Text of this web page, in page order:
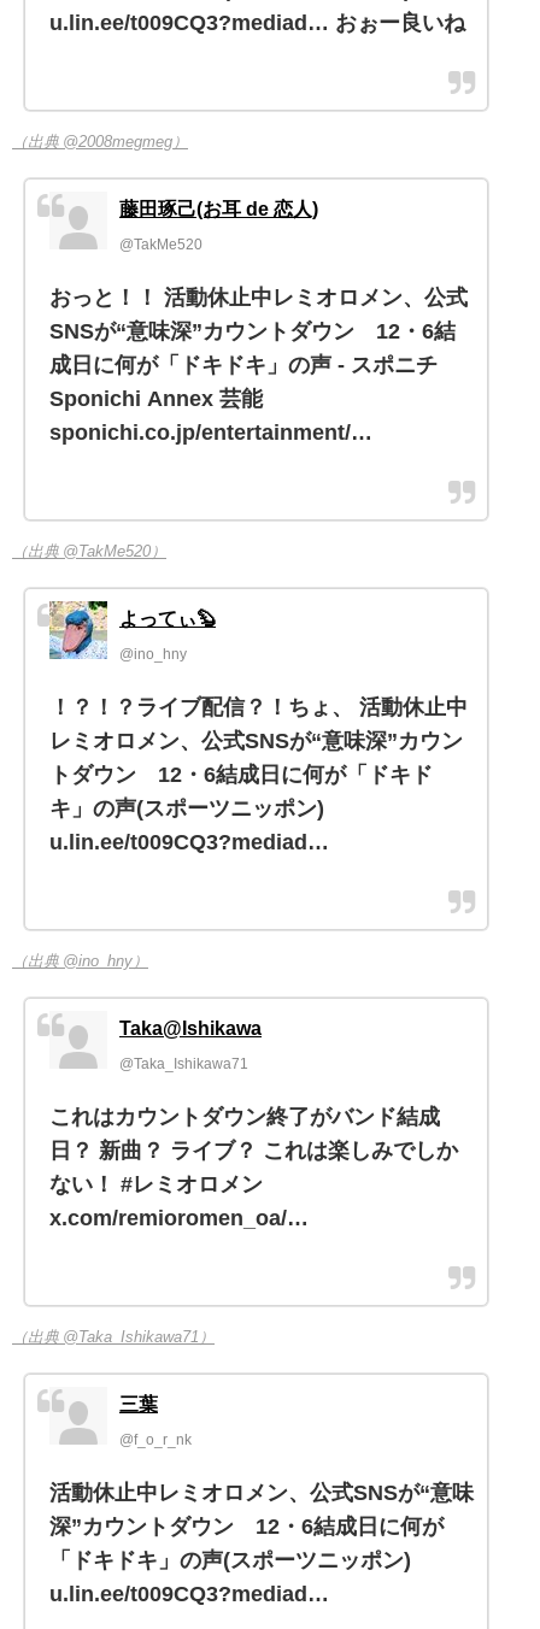
u.lin.ee/t009CQ3?mediad… おぉー良いね
（出典 @2008megmeg）
藤田琢己(お耳 de 恋人)
@TakMe520
おっと！！ 活動休止中レミオロメン、公式
SNSが“意味深”カウントダウン 12・6結
成日に何が「ドキドキ」の声 - スポニチ
Sponichi Annex 芸能
sponichi.co.jp/entertainment/…
（出典 @TakMe520）
よってぃ🦫
@ino_hny
！？！？ライブ配信？！ちょ、 活動休止中
レミオロメン、公式SNSが“意味深”カウン
トダウン 12・6結成日に何が「ドキド
キ」の声(スポーツニッポン)
u.lin.ee/t009CQ3?mediad…
（出典 @ino_hny）
Taka@Ishikawa
@Taka_Ishikawa71
これはカウントダウン終了がバンド結成
日？ 新曲？ ライブ？ これは楽しみでしか
ない！ #レミオロメン
x.com/remioromen_oa/…
（出典 @Taka_Ishikawa71）
三葉
@f_o_r_nk
活動休止中レミオロメン、公式SNSが“意味
深”カウントダウン 12・6結成日に何が
「ドキドキ」の声(スポーツニッポン)
u.lin.ee/t009CQ3?mediad…